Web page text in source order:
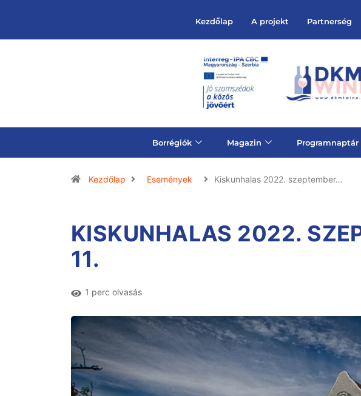
Kezdőlap A projekt Partnerség
Borrégiók Magazin Programnaptár
Kezdőlap Események Kiskunhalas 2022. szeptember…
KISKUNHALAS 2022.
11.
1 perc olvasás